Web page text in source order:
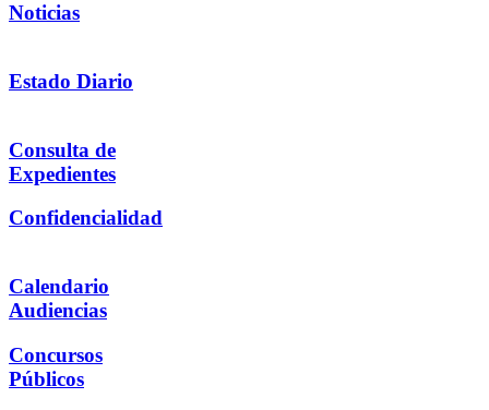
Noticias
Estado Diario
Consulta de
Expedientes
Confidencialidad
Calendario
Audiencias
Concursos
Públicos